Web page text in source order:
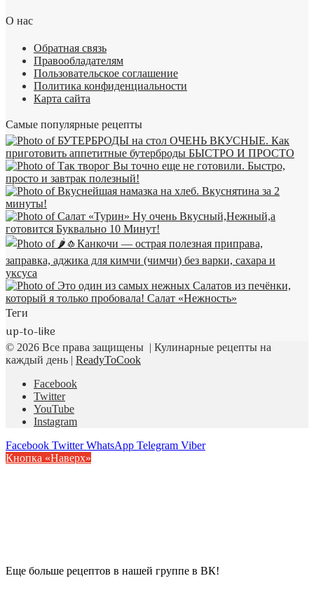
О нас
Обратная связь
Правообладателям
Пользовательское соглашение
Политика конфиденциальности
Карта сайта
Самые популярные рецепты
Теги
up-to-like
© 2026 Все права защищены | Кулинарные рецепты на
каждый день | ReadyToCook
Facebook
Twitter
YouTube
Instagram
Facebook Twitter WhatsApp Telegram Viber
Кнопка «Наверх»
Еще больше рецептов в нашей группе в ВК!